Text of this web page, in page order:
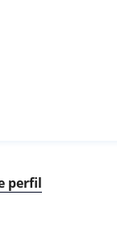
perfil